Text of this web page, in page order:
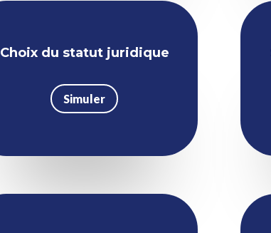
Choix du statut juridique
Simuler